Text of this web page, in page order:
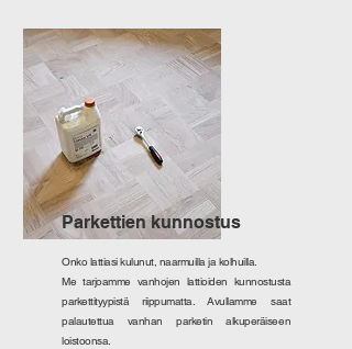
Parkettien kunnostus
Onko lattiasi kulunut, naarmuilla ja kolhuilla.
Me tarjoamme vanhojen lattioiden kunnostusta
parkettityypistä riippumatta. Avullamme saat
palautettua vanhan parketin alkuperäiseen
loistoonsa.